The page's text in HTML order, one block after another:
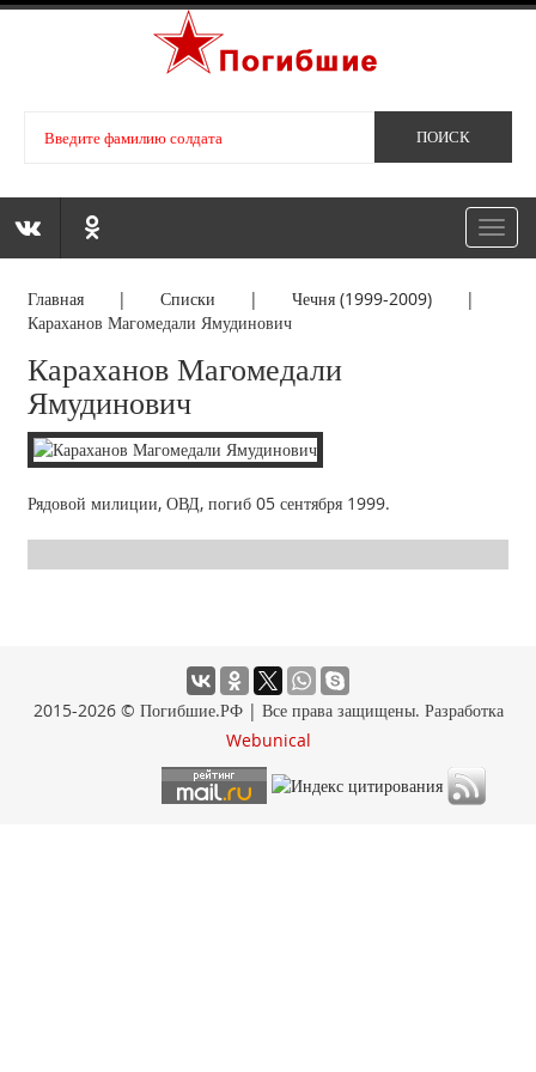
Главная |Списки | Чечня (1999-2009)|
Караханов Магомедали Ямудинович
Караханов Магомедали
Ямудинович
Рядовой милиции, ОВД, погиб 05 сентября 1999.
2015-2026 © Погибшие.РФ | Все права защищены. Разработка
Webunical